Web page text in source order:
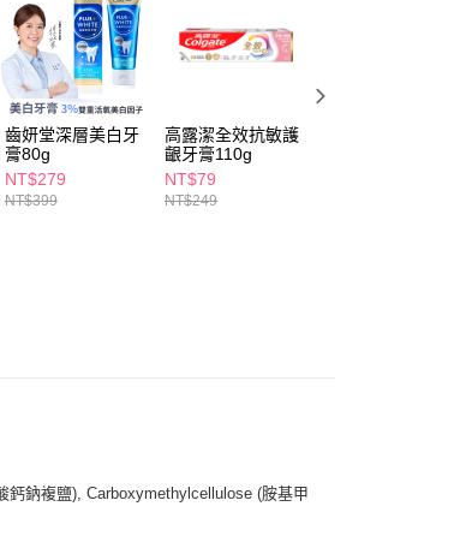
付」時，將依據個別帳號之用戶狀況，依本公司
額度；若仍有額度不足之情形，本公司將視審查
證。
號或使用他人資訊註冊。若發現惡意使用之情
司將有權停止該用戶之使用額度並採取法律行
含以上)免運費
倉庫統一出貨)
含以上)免運費
齒妍堂深層美白牙
膏80g
NT$279
NT$399
高露潔全效抗敏護
齦牙膏110g
NT$79
NT$249
鈉複鹽), Carboxymethylcellulose (胺基甲